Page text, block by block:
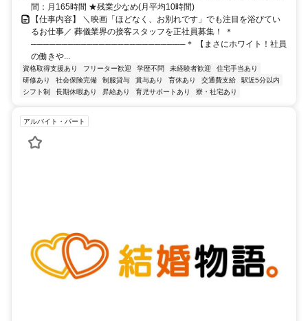
間：月165時間 ★残業少なめ(月平均10時間)
【仕事内容】 ＼映画「ほどなく、お別れです」でも注目を浴びてい
るお仕事／ 葬儀業界の接客スタッフを正社員募集！ ＊
─────────────────────────＊ 【まさにホワイト！社員
の働きや...
資格取得支援あり フリーター歓迎 学歴不問 未経験者歓迎
住宅手当あり
研修あり
社会保険完備 制服貸与 賞与あり 育休あり 交通費支給
駅近5分以内
シフト制
長期休暇あり 昇給あり 育児サポートあり 寮・社宅あり
アルバイト・パート